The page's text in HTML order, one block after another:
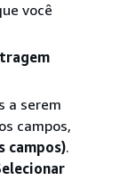
você
a serem
campos,
campos).